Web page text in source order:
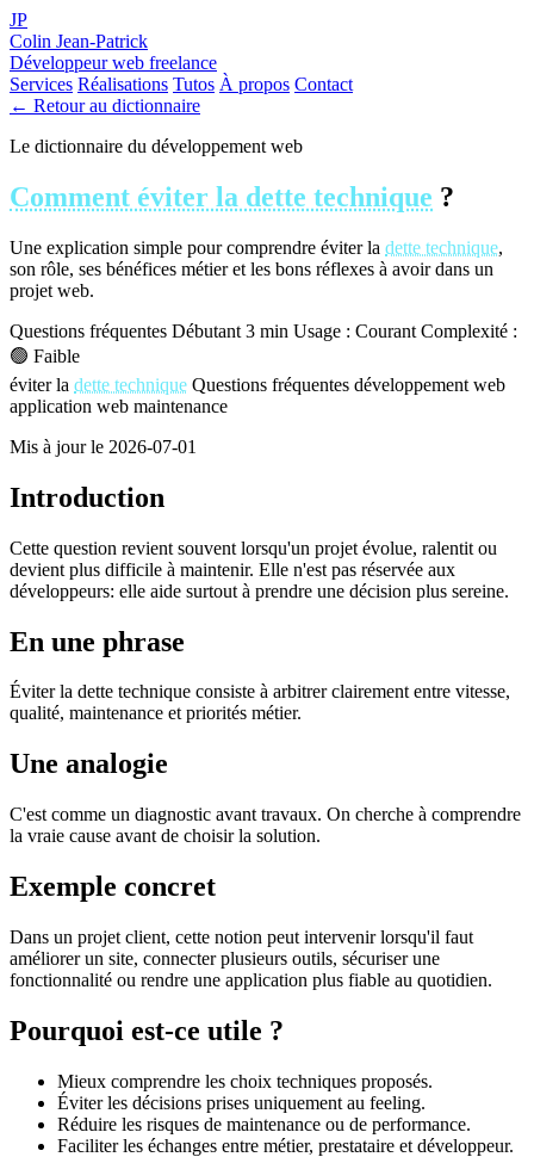
JP
Colin Jean-Patrick
Développeur web freelance
Services Réalisations Tutos À propos Contact
← Retour au dictionnaire
Le dictionnaire du développement web
Comment éviter la dette technique ?
Une explication simple pour comprendre éviter la dette technique,
son rôle, ses bénéfices métier et les bons réflexes à avoir dans un
projet web.
Questions fréquentes Débutant 3 min Usage : Courant Complexité :
🟢 Faible
éviter la dette technique Questions fréquentes développement web
application web maintenance
Mis à jour le 2026-07-01
Introduction
Cette question revient souvent lorsqu'un projet évolue, ralentit ou
devient plus difficile à maintenir. Elle n'est pas réservée aux
développeurs: elle aide surtout à prendre une décision plus sereine.
En une phrase
Éviter la dette technique consiste à arbitrer clairement entre vitesse,
qualité, maintenance et priorités métier.
Une analogie
C'est comme un diagnostic avant travaux. On cherche à comprendre
la vraie cause avant de choisir la solution.
Exemple concret
Dans un projet client, cette notion peut intervenir lorsqu'il faut
améliorer un site, connecter plusieurs outils, sécuriser une
fonctionnalité ou rendre une application plus fiable au quotidien.
Pourquoi est-ce utile ?
Mieux comprendre les choix techniques proposés.
Éviter les décisions prises uniquement au feeling.
Réduire les risques de maintenance ou de performance.
Faciliter les échanges entre métier, prestataire et développeur.